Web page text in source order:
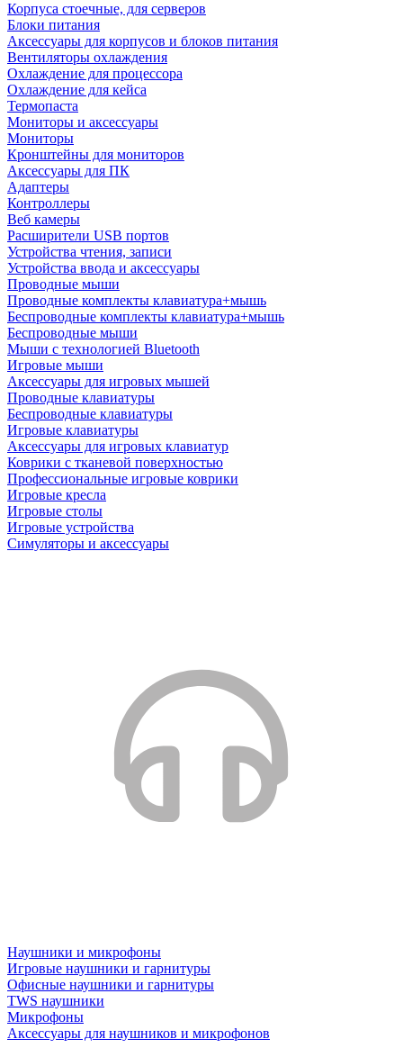
Корпуса стоечные, для серверов
Блоки питания
Аксессуары для корпусов и блоков питания
Вентиляторы охлаждения
Охлаждение для процессора
Охлаждение для кейса
Термопаста
Мониторы и аксессуары
Мониторы
Кронштейны для мониторов
Аксессуары для ПК
Адаптеры
Контроллеры
Веб камеры
Расширители USB портов
Устройства чтения, записи
Устройства ввода и аксессуары
Проводные мыши
Проводные комплекты клавиатура+мышь
Беспроводные комплекты клавиатура+мышь
Беспроводные мыши
Мыши с технологией Bluetooth
Игровые мыши
Аксессуары для игровых мышей
Проводные клавиатуры
Беспроводные клавиатуры
Игровые клавиатуры
Аксессуары для игровых клавиатур
Коврики с тканевой поверхностью
Профессиональные игровые коврики
Игровые кресла
Игровые столы
Игровые устройства
Симуляторы и аксессуары
Наушники и микрофоны
Игровые наушники и гарнитуры
Офисные наушники и гарнитуры
TWS наушники
Микрофоны
Аксессуары для наушников и микрофонов